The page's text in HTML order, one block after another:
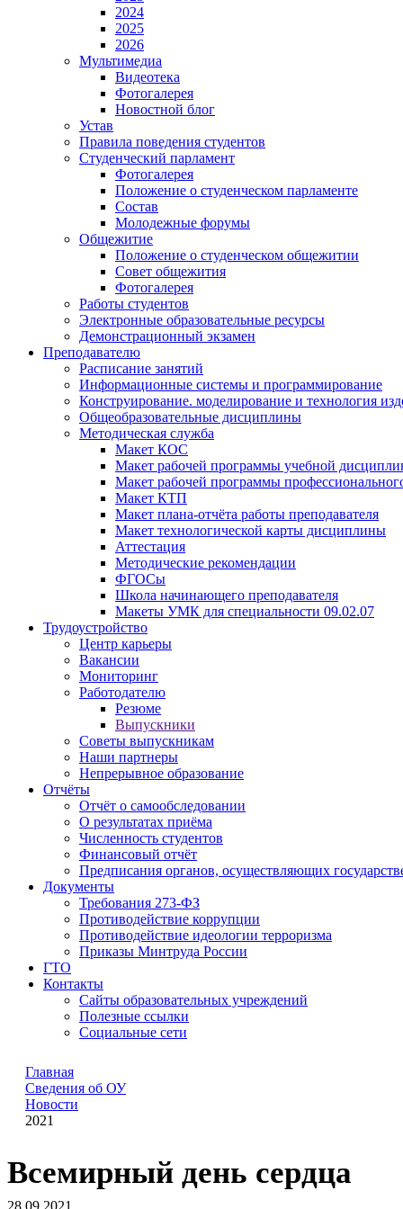
2024
2025
2026
Мультимедиа
Видеотека
Фотогалерея
Новостной блог
Устав
Правила поведения студентов
Студенческий парламент
Фотогалерея
Положение о студенческом парламенте
Состав
Молодежные форумы
Общежитие
Положение о студенческом общежитии
Совет общежития
Фотогалерея
Работы студентов
Электронные образовательные ресурсы
Демонстрационный экзамен
Преподавателю
Расписание занятий
Информационные системы и программирование
Конструирование. моделирование и технология
Общеобразовательные дисциплины
Методическая служба
Макет КОС
Макет рабочей программы учебной
Макет рабочей программы
Макет КТП
Макет плана-отчёта работы преподавателя
Макет технологической карты дисциплины
Аттестация
Методические рекомендации
ФГОСы
Школа начинающего преподавателя
Макеты УМК для специальности 09.02.07
Трудоустройство
Центр карьеры
Вакансии
Мониторинг
Работодателю
Резюме
Выпускники
Советы выпускникам
Наши партнеры
Непрерывное образование
Отчёты
Отчёт о самообследовании
О результатах приёма
Численность студентов
Финансовый отчёт
Предписания органов, осуществляющих
Документы
Требования 273-ФЗ
Противодействие коррупции
Противодействие идеологии терроризма
Приказы Минтруда России
ГТО
Контакты
Сайты образовательных учреждений
Полезные ссылки
Социальные сети
Главная
Сведения об ОУ
Новости
2021
Всемирный день сердца